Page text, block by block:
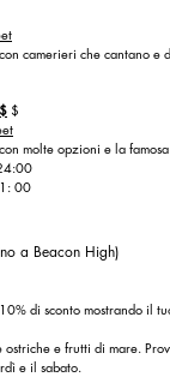
camerieri che cantano e
$
molte opzioni e la
00
a Beacon High)
di sconto mostrando il
ostriche e frutti di mare.
e il sabato.